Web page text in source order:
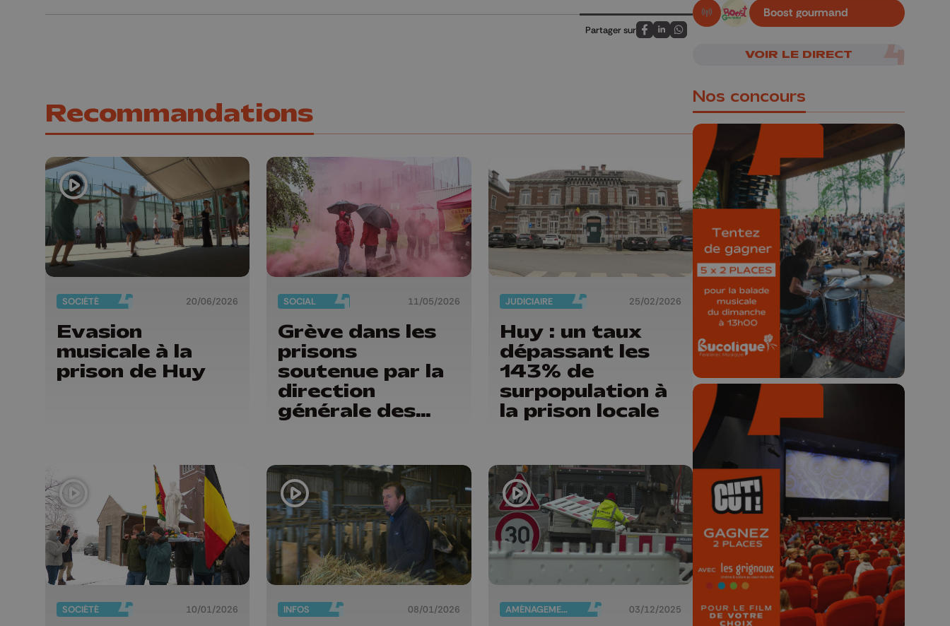
Partager sur
Partagez sur FaceBook
Partagez sur LinkedIn
Partagez sur Whatsapp
Recommandations
SOCIÉTÉ 20/06/2026
Evasion
musicale à la
prison de Huy
SOCIAL 11/05/2026
Grève dans les
prisons
soutenue par la
direction
générale des
JUDICIAIRE 25/02/2026
Huy : un taux
dépassant les
143% de
surpopulation à
la prison locale
SOCIÉTÉ 10/01/2026 INFOS 08/01/2026 AMÉNAGEMENT DU TERRITOIRE 03/12/2025
En live!
Boost gourmand
VOIR LE DIRECT
Nos concours
🎁 Gagnez 5x2
places pour le
Bucolique Ferrières
Festival 🌿🎶
Concours valable jusqu'au 9 août,
23h59.
🎬 Concours CUT x
Les Grignoux ✨
Concours permanent - 2 places à
gagner chaque semaine !